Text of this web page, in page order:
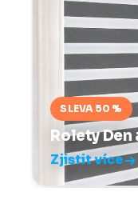
SLEVA 50 %
Rolety Den
Zjistit více